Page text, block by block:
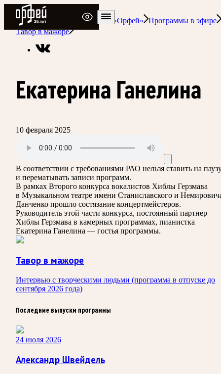
Радио Орфей
Радио классической музыки «Орфей»
Программы в эфире
Тавор в мажоре
Екатерина Ганелина
10 февраля 2025
В соответствии с требованиями РАО нельзя ставить на
и перематывать записи программ.
В рамках Второго конкурса вокалистов Хиблы Герзмава
в Музыкальном театре имени Станиславского и
Данченко прошло состязание концертмейстеров.
Руководитель этой части конкурса, постоянный партнер
Хиблы Герзмава в камерных программах, пианистка
Екатерина Ганелина — гостья программы.
Тавор в мажоре
Интервью с творческими людьми (программа в отпуске до
сентября 2026 года)
Последние выпуски программы
24 июля 2026
Александр Швейдель